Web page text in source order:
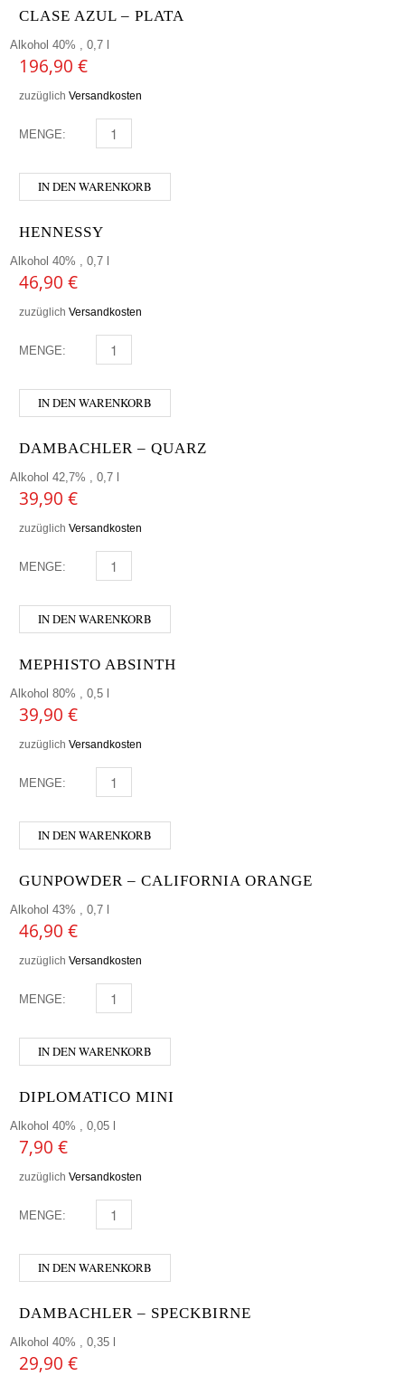
CLASE AZUL – PLATA
Alkohol 40% , 0,7 l
196,90 €
zuzüglich Versandkosten
MENGE: CLASE AZUL - PLATA MENGE
IN DEN WARENKORB
HENNESSY
Alkohol 40% , 0,7 l
46,90 €
zuzüglich Versandkosten
MENGE: HENNESSY MENGE
IN DEN WARENKORB
DAMBACHLER – QUARZ
Alkohol 42,7% , 0,7 l
39,90 €
zuzüglich Versandkosten
MENGE: DAMBACHLER - QUARZ MENGE
IN DEN WARENKORB
MEPHISTO ABSINTH
Alkohol 80% , 0,5 l
39,90 €
zuzüglich Versandkosten
MENGE: MEPHISTO ABSINTH MENGE
IN DEN WARENKORB
GUNPOWDER – CALIFORNIA ORANGE
Alkohol 43% , 0,7 l
46,90 €
zuzüglich Versandkosten
MENGE: GUNPOWDER - CALIFORNIA ORANGE MENGE
IN DEN WARENKORB
DIPLOMATICO MINI
Alkohol 40% , 0,05 l
7,90 €
zuzüglich Versandkosten
MENGE: DIPLOMATICO MINI MENGE
IN DEN WARENKORB
DAMBACHLER – SPECKBIRNE
Alkohol 40% , 0,35 l
29,90 €